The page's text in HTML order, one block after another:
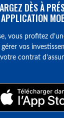
DÈS À
APPLICATION
vous profitez
vos
contrat